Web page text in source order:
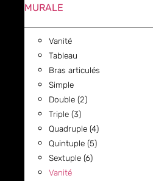
MURALE
Vanité
Tableau
Bras articulés
Simple
Double (2)
Triple (3)
Quadruple (4)
Quintuple (5)
Sextuple (6)
Vanité